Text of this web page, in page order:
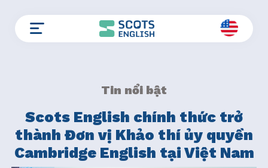
content
Tin nổi bật
Scots English chính thức trở
thành Đơn vị Khảo thí ủy quyền
Cambridge English tại Việt Nam